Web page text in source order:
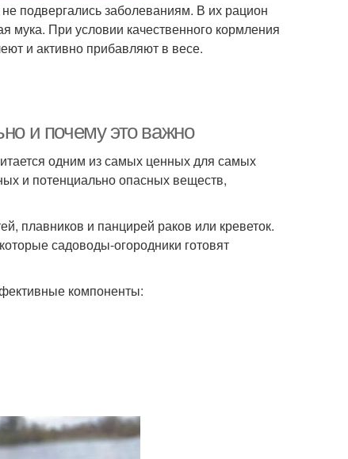
подвергались заболеваниям. В их рацион
мука. При условии качественного кормления
и активно прибавляют в весе.
и почему это важно
одним из самых ценных для самых
и потенциально опасных веществ,
плавников и панцирей раков или креветок.
садоводы-огородники готовят
компоненты: